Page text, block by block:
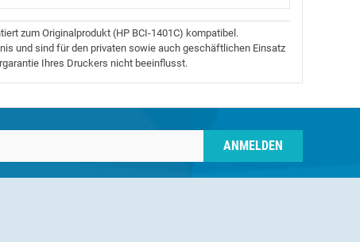
zum Originalprodukt (HP BCI-1401C) kompatibel.
und sind für den privaten sowie auch geschäftlichen Einsatz
Ihres Druckers nicht beeinflusst.
ANMELDEN